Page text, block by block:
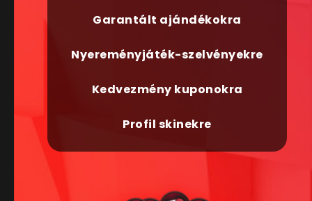
Garantált ajándékokra
Nyereményjáték-szelvényekre
Kedvezmény kuponokra
Profil skinekre